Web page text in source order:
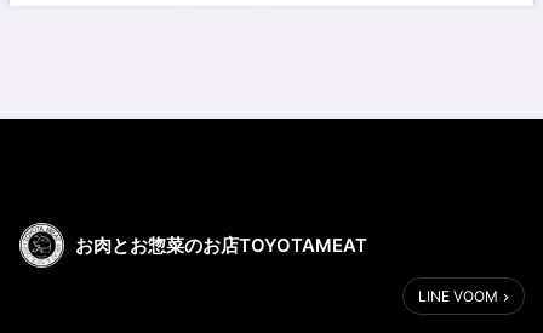
お肉とお惣菜のお店TOYOTAMEAT
LINE VOOM